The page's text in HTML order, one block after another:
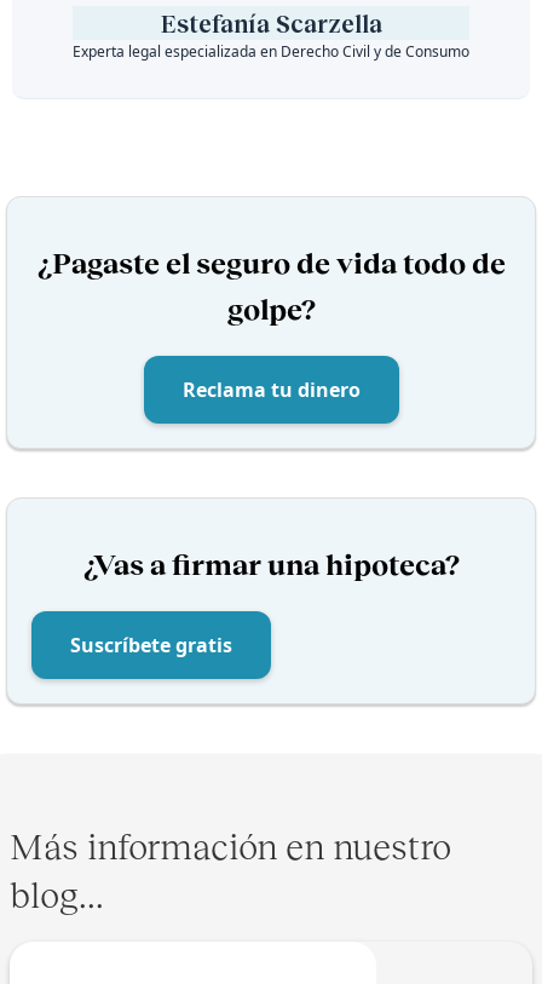
Estefanía Scarzella
Experta legal especializada en Derecho Civil y de Consumo
¿Pagaste el seguro de vida todo de
golpe?
Reclama tu dinero
¿Vas a firmar una hipoteca?
Suscríbete gratis
Más información en nuestro
blog...